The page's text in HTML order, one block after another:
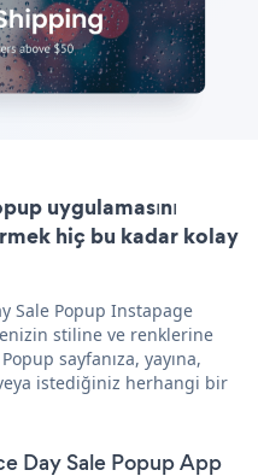
uygulamasını
hiç bu kadar kolay
Sale Popup Instapage
stiline ve renklerine
sayfanıza, yayına,
istediğiniz herhangi bir
Day Sale Popup App